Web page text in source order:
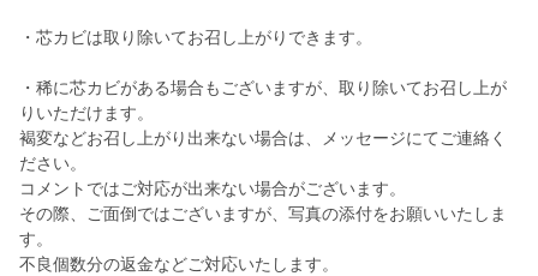
・芯カビは取り除いてお召し上がりできます。
・稀に芯カビがある場合もございますが、取り除いてお召し上が
りいただけます。
褐変などお召し上がり出来ない場合は、メッセージにてご連絡く
ださい。
コメントではご対応が出来ない場合がございます。
その際、ご面倒ではございますが、写真の添付をお願いいたしま
す。
不良個数分の返金などご対応いたします。